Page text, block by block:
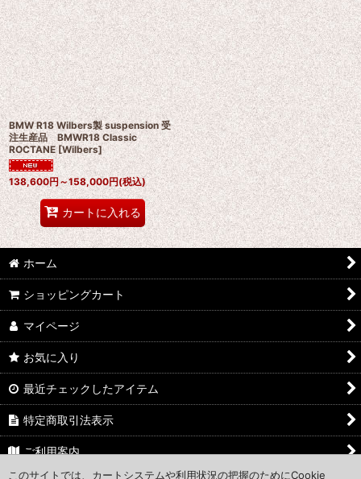
BMW R18 Wilbers製 suspension 受
注生産品 BMWR18 Classic
ROCTANE [Wilbers]
138,600円～158,000円(税込)
カートに入れる
ホーム
ショッピングカート
マイページ
お気に入り
最近チェックしたアイテム
特定商取引法表示
ご利用案内
このサイトでは、カートシステムや利用状況の把握のためにCookie